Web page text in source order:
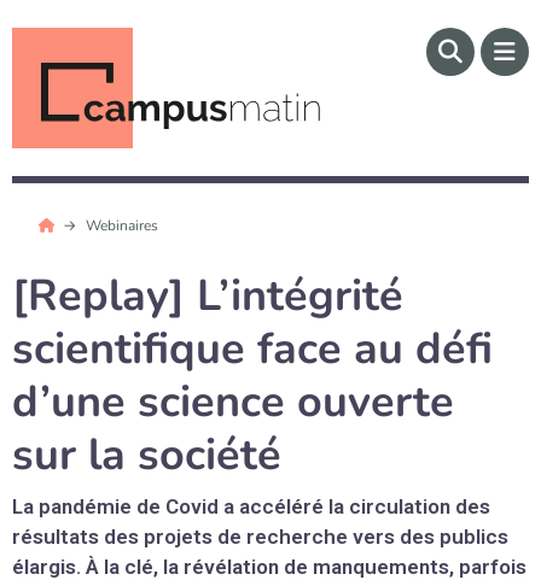
Webinaires
[Replay] L’intégrité
scientifique face au défi
d’une science ouverte
sur la société
La pandémie de Covid a accéléré la circulation des
résultats des projets de recherche vers des publics
élargis. À la clé, la révélation de manquements, parfois